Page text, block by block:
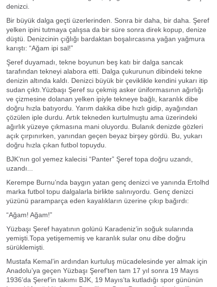
denizci.
Bir büyük dalga geçti üzerlerinden. Sonra bir daha, bir daha. Şeref
yelken ipini tutmaya çalışsa da bir süre sonra direk kopup, denize
düştü. Denizcinin çığlığı bardaktan boşalırcasına yağan yağmura
karıştı: “Ağam ipi sal!”
Şeref duyamadı, tekne boyunun beş katı bir dalga sancak
tarafından tekneyi alabora etti. Dalga çukurunun dibindeki tekne
denizin altında kaldı. Denizci büyük bir çeviklikle kendini yukarı itip
sudan çıktı.Yüzbaşı Şeref su çekmiş asker üniformasının ağırlığı
ve çizmesine dolanan yelken ipiyle tekneye bağlı, karanlık dibe
doğru hızla batıyordu. Yarım dakika dibe hızlı gidip, ayağından
çözülen iple durdu. Artık tekneden kurtulmuştu ama üzerindeki
ağırlık yüzeye çıkmasına mani oluyordu. Bulanık denizde gözleri
açık çırpınırken, yanından geçen beyaz birşey gördü. Bu, yukarı
doğru hızla çıkan futbol topuydu.
BJK’nın gol yemez kalecisi “Panter” Şeref topa doğru uzandı,
uzandı...
Kerempe Burnu’nda baygın yatan genç denizci ve yanında Ertolhd
marka futbol topu dalgalarla birlikte salınıyordu. Genç denizci
yüzünü paramparça eden kayalıkların üzerine çıkıp bağırdı:
“Ağam! Ağam!”
Yüzbaşı Şeref hayatının golünü Karadeniz’in soğuk sularında
yemişti.Topa yetişememiş ve karanlık sular onu dibe doğru
sürüklemişti.
Mustafa Kemal’in ardından kurtuluş mücadelesinde yer almak için
Anadolu’ya geçen Yüzbaşı Şeref’ten tam 17 yıl sonra 19 Mayıs
1936’da Şeref’in takımı BJK, 19 Mayıs’ta kutladığı spor gününün